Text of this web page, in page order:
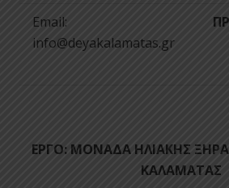
Email:
info@deyakalamatas.gr
ΕΡΓΟ: ΜΟΝΑΔΑ ΗΛΙΑΚΗΣ
ΚΑΛΑΜΑΤΑΣ